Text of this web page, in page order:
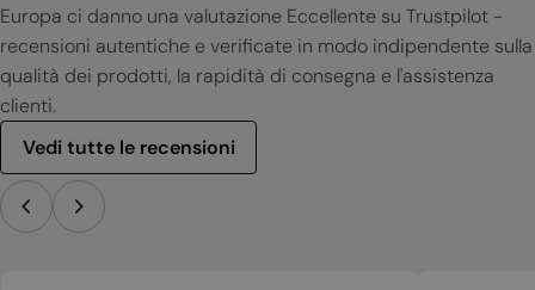
Europa ci danno una valutazione Eccellente su Trustpilot -
recensioni autentiche e verificate in modo indipendente sulla
qualità dei prodotti, la rapidità di consegna e l'assistenza
clienti.
Vedi tutte le recensioni